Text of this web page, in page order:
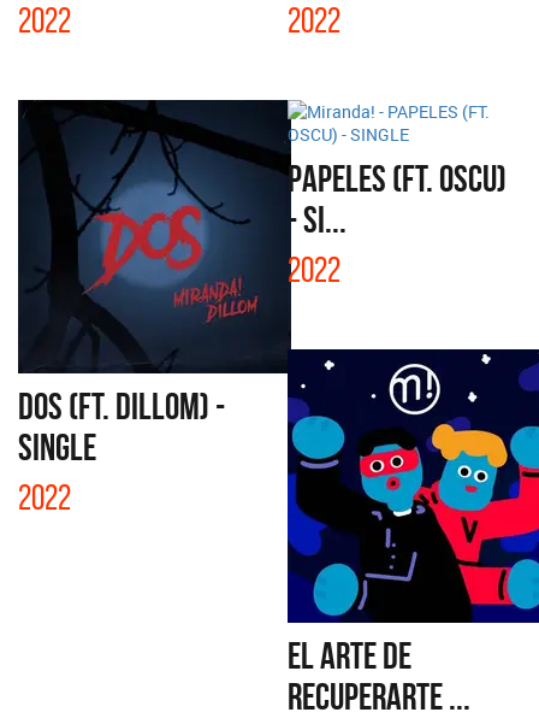
2022 2022
DOS (FT. DILLOM) -
SINGLE
2022
PAPELES (FT. OSCU)
- SI...
2022
EL ARTE DE
RECUPERARTE ...